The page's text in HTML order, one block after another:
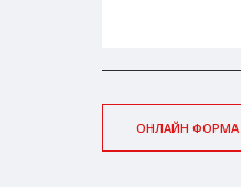
ОНЛАЙН ФОРМА